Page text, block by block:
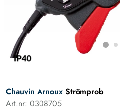
Chauvin Arnoux Strömprob
Art.nr: 0308705